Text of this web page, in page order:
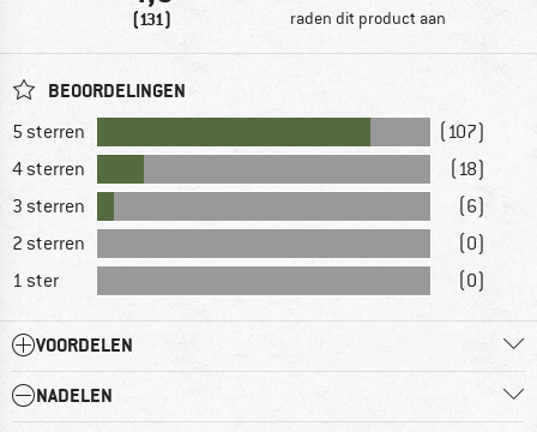
(131) raden dit product aan
BEOORDELINGEN
5 sterren
(107)
4 sterren
(18)
3 sterren
(6)
2 sterren
(0)
1 ster
(0)
VOORDELEN
NADELEN